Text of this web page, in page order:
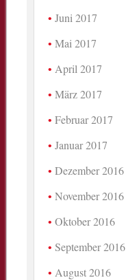
Juni 2017
Mai 2017
April 2017
März 2017
Februar 2017
Januar 2017
Dezember 2016
November 2016
Oktober 2016
September 2016
August 2016